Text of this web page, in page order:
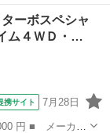
ード名： ＰＺ
ステップ タイ
ーボスペシャ
ム４ＷＤ・…
携サイト 7月28日